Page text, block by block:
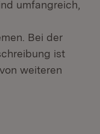
umfangreich,
Bei der
ist
weiteren